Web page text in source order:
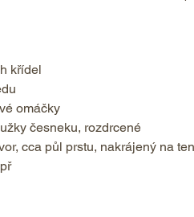
křídel
omáčky
česneku, rozdrcené
cca půl prstu, nakrájený na